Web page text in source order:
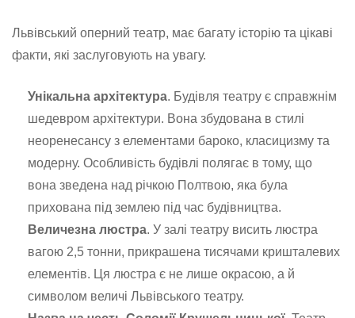
Львівський оперний театр, має багату історію та цікаві
факти, які заслуговують на увагу.
Унікальна архітектура. Будівля театру є справжнім
шедевром архітектури. Вона збудована в стилі
неоренесансу з елементами бароко, класицизму та
модерну. Особливість будівлі полягає в тому, що
вона зведена над річкою Полтвою, яка була
прихована під землею під час будівництва.
Величезна люстра. У залі театру висить люстра
вагою 2,5 тонни, прикрашена тисячами кришталевих
елементів. Ця люстра є не лише окрасою, а й
символом величі Львівського театру.